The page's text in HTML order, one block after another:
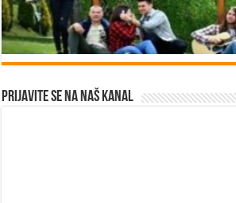
Prijavite se na naš kanal